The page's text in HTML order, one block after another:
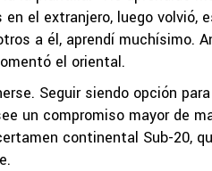
el extranjero, luego volvió,
a él, aprendí muchísimo.
el oriental.
Seguir siendo opción
un compromiso mayor de
continental Sub-20,